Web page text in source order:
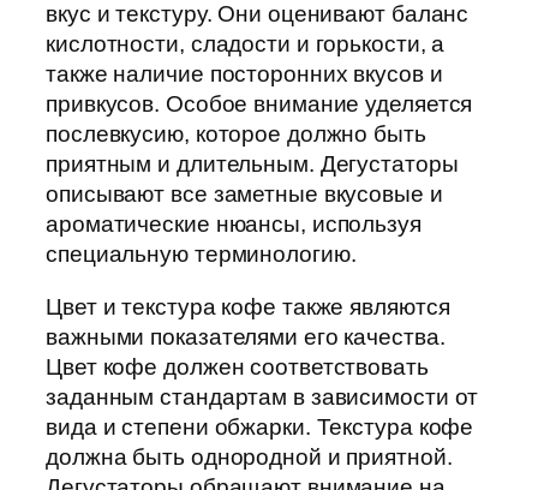
вкус и текстуру. Они оценивают баланс
кислотности, сладости и горькости, а
также наличие посторонних вкусов и
привкусов. Особое внимание уделяется
послевкусию, которое должно быть
приятным и длительным. Дегустаторы
описывают все заметные вкусовые и
ароматические нюансы, используя
специальную терминологию.
Цвет и текстура кофе также являются
важными показателями его качества.
Цвет кофе должен соответствовать
заданным стандартам в зависимости от
вида и степени обжарки. Текстура кофе
должна быть однородной и приятной.